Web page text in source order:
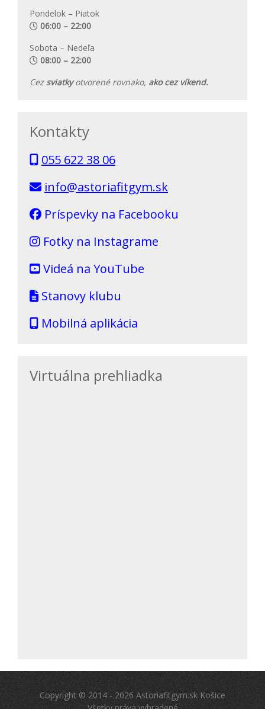
Pondelok – Piatok
06:00 – 22:00
Sobota – Nedeľa
08:00 – 22:00
Cez sviatkyotvorené rovnako, ako cez víkend.
Kontakty
055 622 38 06
info@astoriafitgym.sk
Príspevky na Facebooku
Fotky na Instagrame
Videá na YouTube
Stanovy klubu
Mobilná aplikácia
Virtuálna prehliadka
Copyright © 2014 - 2026 Astoriafitgym.sk Košice